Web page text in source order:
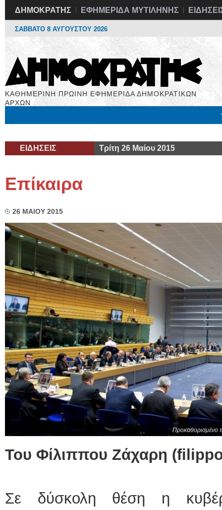
ΔΗΜΟΚΡΑΤΗΣ ΕΦΗΜΕΡΙΔΑ ΜΥΤΙΛΗΝΗΣ
ΣΑΒΒΑΤΟ 8 ΑΥΓΟΥΣΤΟΥ 2026
ΚΑΘΗΜΕΡΙΝΗ ΠΡΩΙΝΗ ΕΦΗΜΕΡΙΔΑ ΔΗΜΟΚΡΑΤΙΚΩΝ
ΑΡΧΩΝ
ΕΙΔΗΣΕΙΣ Τρίτη 26 Μαίου 2015
Επίκαιρα
26 ΜΑΙΟΥ 2015
Προκαθορισμένο
Του Φίλιππου Ζάχαρη (
Σε δύσκολη θέση η